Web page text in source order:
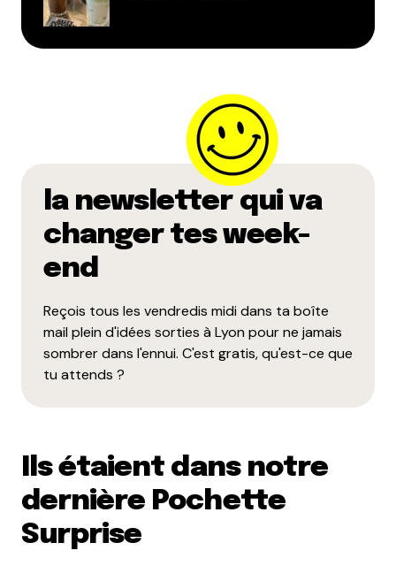
la newsletter qui va
changer tes week-
end
Reçois tous les vendredis midi dans ta boîte
mail plein d'idées sorties à Lyon pour ne jamais
sombrer dans l'ennui. C'est gratis, qu'est-ce que
tu attends ?
Ils étaient dans notre
dernière Pochette
Surprise